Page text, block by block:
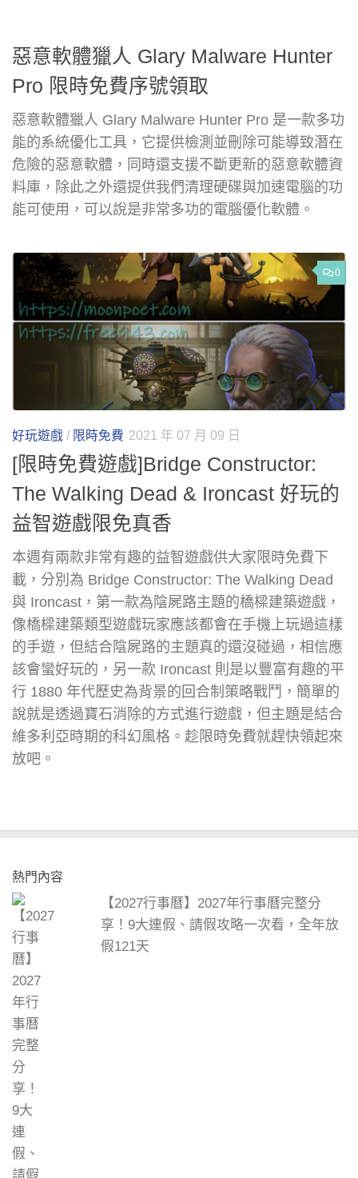
惡意軟體獵人 Glary Malware Hunter
Pro 限時免費序號領取
惡意軟體獵人 Glary Malware Hunter Pro 是一款多功
能的系統優化工具，它提供檢測並刪除可能導致潛在
危險的惡意軟體，同時還支援不斷更新的惡意軟體資
料庫，除此之外還提供我們清理硬碟與加速電腦的功
能可使用，可以說是非常多功的電腦優化軟體。
0
好玩遊戲 / 限時免費 2021 年 07 月 09 日
[限時免費遊戲]Bridge Constructor:
The Walking Dead & Ironcast 好玩的
益智遊戲限免真香
本週有兩款非常有趣的益智遊戲供大家限時免費下
載，分別為 Bridge Constructor: The Walking Dead
與 Ironcast，第一款為陰屍路主題的橋樑建築遊戲，
像橋樑建築類型遊戲玩家應該都會在手機上玩過這樣
的手遊，但結合陰屍路的主題真的還沒碰過，相信應
該會蠻好玩的，另一款 Ironcast 則是以豐富有趣的平
行 1880 年代歷史為背景的回合制策略戰鬥，簡單的
說就是透過寶石消除的方式進行遊戲，但主題是結合
維多利亞時期的科幻風格。趁限時免費就趕快領起來
放吧。
熱門內容
【2027行事曆】2027年行事曆完整分
享！9大連假、請假攻略一次看，全年放
假121天